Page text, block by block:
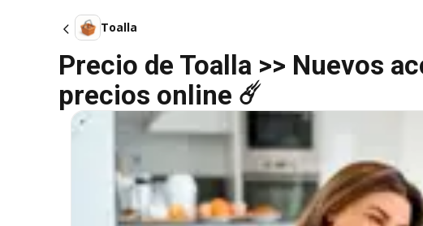
Toalla
Precio de Toalla >> Nuevos
precios online ☄️